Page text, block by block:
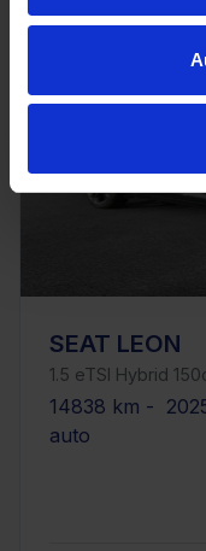
SEAT LEON
1.5 eTSI Hybrid
14838 km -
auto